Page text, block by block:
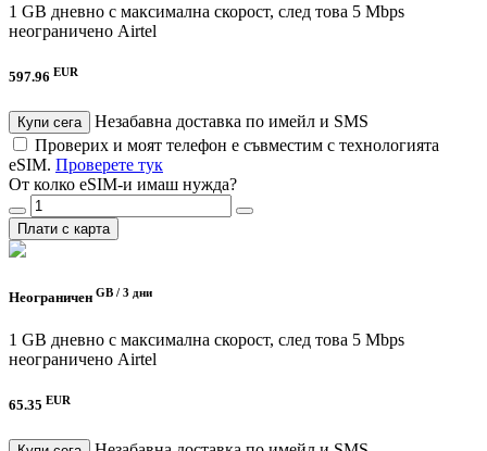
1 GB дневно с максимална скорост, след това 5 Mbps
неограничено Airtel
597.96 EUR
Купи сега
Незабавна доставка по имейл и SMS
Проверих и моят телефон е съвместим с технологията
eSIM. Проверете тук
От колко eSIM-и имаш нужда?
Плати с карта
Неограничен GB / 3 дни
1 GB дневно с максимална скорост, след това 5 Mbps
неограничено Airtel
65.35 EUR